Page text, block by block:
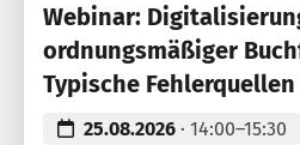
Webinar:
ordnungsmäßiger
Typische
25.08.2026 · 14:00–15:30